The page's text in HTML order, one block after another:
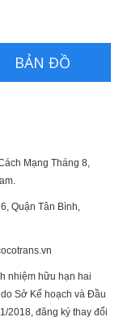
BẢN ĐỒ
Mạng Tháng 8,
Quận Tân Bình,
nhiệm hữu hạn hai
Sở Kế hoạch và Đầu
2018, đăng ký thay đổi